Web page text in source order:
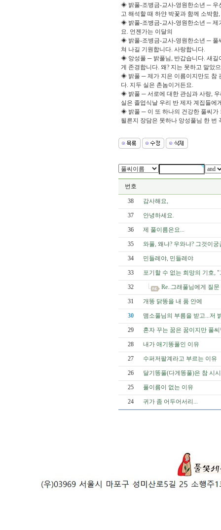
◈ 밝풀-조병금-교사-영원한소년 ─ 우
고 해석할 때 하얀 박꽃과 함께 소박
◈ 밝풀-조병금-교사-영원한소년 ─ 제
요. 언젠가는 이달의
◈ 밝풀-조병금-교사-영원한소년 ─ 풀
쳐 나길 기원합니다. 사랑합니다.
◈ 앙성풀 ─ 밝풀님, 반갑습니다. 새길
게 존경합니다. 왜? 지는 못하고 말았
◈ 밝풀 ─ 제가 지은 이름이지만도 참
다. 지두 실은 촌놈이거든요.
◈ 밝풀 ─ 서로에 대한 관심과 사랑, 우
실은 졸업식날 우리 반 제자 계집들에
◈ 밝풀 ─ 이 또 하나의 건강한 풀씨가
될른지 장담은 못하나 앙성풀님 한 번
번호
38 감사해요,
37 안녕하세요.
36 제 풀이름은요...
35 와풀, 왜냐? 우와냐? 그것이궁
34 민들레야, 민들레야
33 포기할 수 없는 희망의 기호,
32 Re..그래풀님에게 질문
31 개똥 닭똥을 내 품 안에
30 맴소풀님의 부름을 받고...저
29 혼자 꾸는 꿈은 꿈이지만 풀
28 내가 애기똥풀인 이유
27 수퍼저팔계라고 부르는 이유
26 달기똥풀(다게똥풀)은 참 시
25 풀이름이 없는 이유
24 귀가 좀 어두어서리...